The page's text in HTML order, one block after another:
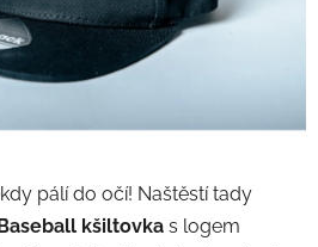
pálí do očí! Naštěstí tady
kšiltovka s logem